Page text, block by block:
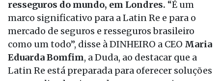
resseguros do mundo, em Londres. “É um
marco significativo para a Latin Re e para o
mercado de seguros e resseguros brasileiro
como um todo”, disse à DINHEIRO a CEO Maria
Eduarda Bomfim, a Duda, ao destacar que a
Latin Re está preparada para oferecer soluções